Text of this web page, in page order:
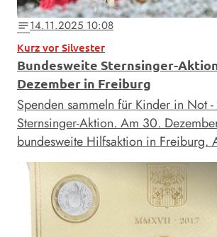
notes14.11.2025 10:08
Kurz vor Silvester
Bundesweite Sternsinger-
Dezember in Freiburg
Spenden sammeln für Kinder in Not
Sternsinger-Aktion. Am 30.
bundesweite Hilfsaktion in Freiburg.